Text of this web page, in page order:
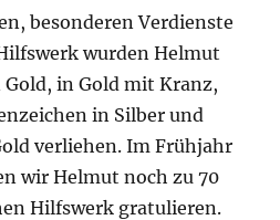
besonderen Verdienste
wurden Helmut
in Gold mit Kranz,
in Silber und
verliehen. Im Frühjahr
wir Helmut noch zu 70
Hilfswerk gratulieren.